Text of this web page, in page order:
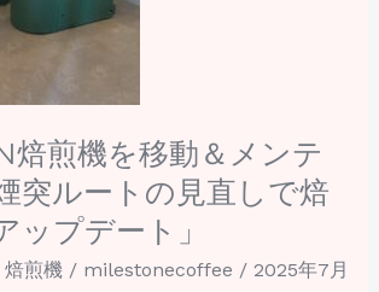
焙煎機を移動＆メンテ
突ルートの見直しで焙
ップデート」
焙煎機/ milestonecoffee / 2025年7月